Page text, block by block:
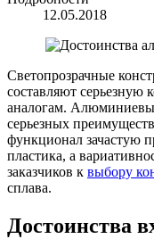
12.05.2018
Светопрозрачные
составляют серьезную
аналогам.
серьезных
функционал зачастую
пластика, а
заказчиков к выбору
сплава.
Достоинства